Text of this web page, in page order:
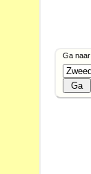
Ga naar